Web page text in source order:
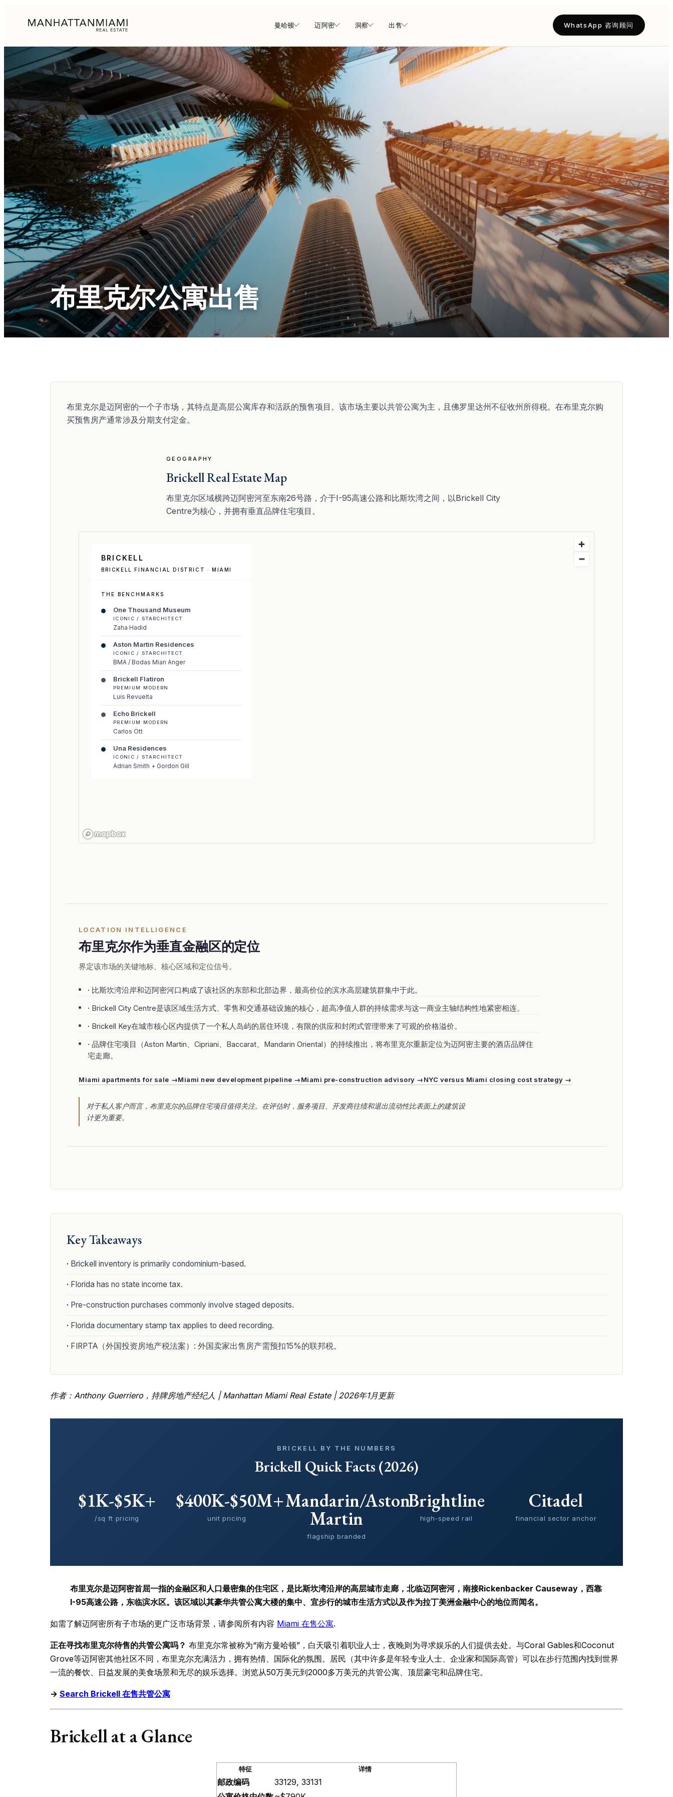
曼哈顿 迈阿密 洞察 出售 WhatsApp 咨询顾问
布里克尔公寓出售
布里克尔是迈阿密的一个子市场，其特点是高层公寓库存和活跃的预售项目。该市场主要以共管公寓为主，且佛罗里达州不征收州所得税。在布里克尔购
买预售房产通常涉及分期支付定金。
GEOGRAPHY
Brickell Real Estate Map
布里克尔区域横跨迈阿密河至东南26号路，介于I-95高速公路和比斯坎湾之间，以Brickell City
Centre为核心，并拥有垂直品牌住宅项目。
BRICKELL
BRICKELL FINANCIAL DISTRICT · MIAMI
THE BENCHMARKS
One Thousand Museum
ICONIC / STARCHITECT
Zaha Hadid
Aston Martin Residences
ICONIC / STARCHITECT
BMA / Bodas Mian Anger
Brickell Flatiron
PREMIUM MODERN
Luis Revuelta
Echo Brickell
PREMIUM MODERN
Carlos Ott
Una Residences
ICONIC / STARCHITECT
Adrian Smith + Gordon Gill
LOCATION INTELLIGENCE
布里克尔作为垂直金融区的定位
界定该市场的关键地标、核心区域和定位信号。
比斯坎湾沿岸和迈阿密河口构成了该社区的东部和北部边界，最高价位的滨水高层建筑群集中于此。
Brickell City Centre是该区域生活方式、零售和交通基础设施的核心，超高净值人群的持续需求与这一商业主轴结构性地紧密相连。
Brickell Key在城市核心区内提供了一个私人岛屿的居住环境，有限的供应和封闭式管理带来了可观的价格溢价。
品牌住宅项目（Aston Martin、Cipriani、Baccarat、Mandarin Oriental）的持续推出，将布里克尔重新定位为迈阿密主要的酒店品牌住
宅走廊。
Miami apartments for sale →Miami new development pipeline →Miami pre-construction advisory →NYC versus Miami closing cost strategy →
对于私人客户而言，布里克尔的品牌住宅项目值得关注。在评估时，服务项目、开发商往绩和退出流动性比表面上的建筑设
计更为重要。
Key Takeaways
Brickell inventory is primarily condominium-based.
Florida has no state income tax.
Pre-construction purchases commonly involve staged deposits.
Florida documentary stamp tax applies to deed recording.
FIRPTA（外国投资房地产税法案）: 外国卖家出售房产需预扣15%的联邦税。
作者：Anthony Guerriero，持牌房地产经纪人 | Manhattan Miami Real Estate | 2026年1月更新
BRICKELL BY THE NUMBERS
Brickell Quick Facts (2026)
$1K-$5K+
/sq ft pricing
$400K-$50M+
unit pricing
Mandarin/Aston
Martin
flagship branded
Brightline
high-speed rail
Citadel
financial sector anchor
布里克尔是迈阿密首屈一指的金融区和人口最密集的住宅区，是比斯坎湾沿岸的高层城市走廊，北临迈阿密河，南接Rickenbacker Causeway，西靠
I-95高速公路，东临滨水区。该区域以其豪华共管公寓大楼的集中、宜步行的城市生活方式以及作为拉丁美洲金融中心的地位而闻名。
如需了解迈阿密所有子市场的更广泛市场背景，请参阅所有内容 Miami 在售公寓.
正在寻找布里克尔待售的共管公寓吗？ 布里克尔常被称为“南方曼哈顿”，白天吸引着职业人士，夜晚则为寻求娱乐的人们提供去处。与Coral Gables和Coconut
Grove等迈阿密其他社区不同，布里克尔充满活力，拥有热情、国际化的氛围。居民（其中许多是年轻专业人士、企业家和国际高管）可以在步行范围内找到世界
一流的餐饮、日益发展的美食场景和无尽的娱乐选择。浏览从50万美元到2000多万美元的共管公寓、顶层豪宅和品牌住宅。
→ Search Brickell 在售共管公寓
Brickell at a Glance
特征 详情
邮政编码
33129, 33131